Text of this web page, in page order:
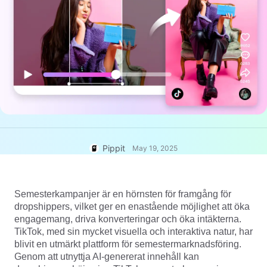
Edit Now
AI Product Images
Effortlessly generate professional
Shopify, TikTok Shop, Amazon,
User Account
Assets Management
Publishing and Analytics
Product Images
One-click Video Solution
Campaign
7 Promotional Poster Ideas
Business Tips
AI-Powered Product Posters
Top 5 Types of Business
Videos
AI-Generated Product
TikTok Video Advertising Guide
How to Cut YouTube Video
Crop Videos for Instagram
Pippit May 19, 2025
Semesterkampanjer är en hörnsten för framgång för
dropshippers, vilket ger en enastående möjlighet att öka
engagemang, driva konverteringar och öka intäkterna.
TikTok, med sin mycket visuella och interaktiva natur, har
blivit en utmärkt plattform för semestermarknadsföring.
Genom att utnyttja AI-genererat innehåll kan